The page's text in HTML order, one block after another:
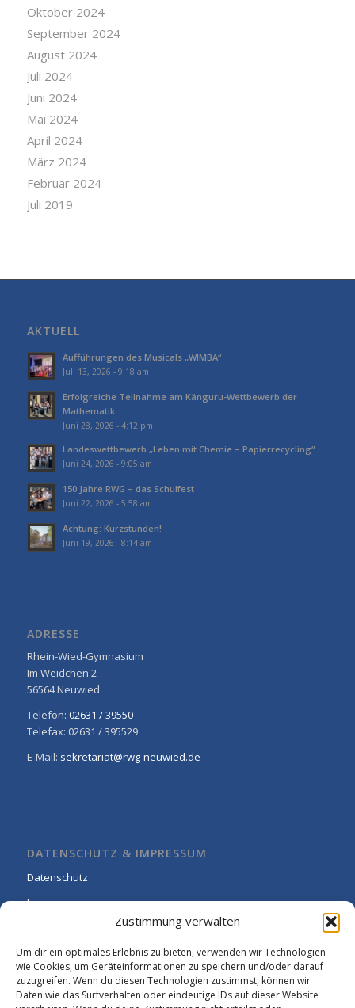
Zustimmung verwalten
Um dir ein optimales Erlebnis zu bieten, verwenden wir Technologien
wie Cookies, um Geräteinformationen zu speichern und/oder darauf
zuzugreifen. Wenn du diesen Technologien zustimmst, können wir
Daten wie das Surfverhalten oder eindeutige IDs auf dieser Website
Oktober 2024
September 2024
August 2024
Juli 2024
Juni 2024
Mai 2024
April 2024
März 2024
Februar 2024
Juli 2019
AKTUELL
Aufführungen des Musicals „WIMBA“
Juli 13, 2026 - 9:18 am
Erfolgreiche Teilnahme am Känguru-Wettbewerb der
Mathematik
Juni 28, 2026 - 4:12 pm
Landeswettbewerb „Leben mit Chemie – Papierrecycling“
Juni 24, 2026 - 9:05 am
150 Jahre RWG – das Schulfest
Juni 22, 2026 - 5:58 am
Achtung: Kurzstunden!
Juni 19, 2026 - 8:14 am
ADRESSE
Rhein-Wied-Gymnasium
Im Weidchen 2
56564 Neuwied
Telefon: 02631 / 39550
Telefax: 02631 / 395529
E-Mail: sekretariat@rwg-neuwied.de
DATENSCHUTZ & IMPRESSUM
Datenschutz
Impressum
Cookie-Richtlinie (EU)